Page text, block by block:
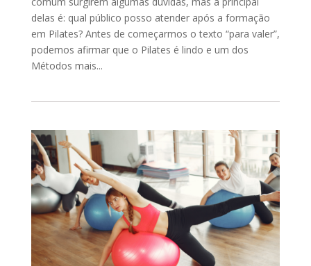
delas é: qual público posso atender após a formação
em Pilates? Antes de começarmos o texto “para valer”,
podemos afirmar que o Pilates é lindo e um dos
Métodos mais...